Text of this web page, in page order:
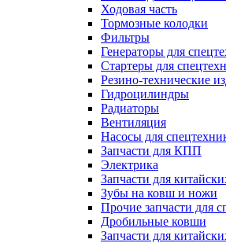
Ходовая часть
Тормозные колодки
Фильтры
Генераторы для
Стартеры для
Резино-технические
Гидроцилиндры
Радиаторы
Вентиляция
Насосы для
Запчасти для КПП
Электрика
Запчасти для
Зубы на ковш и ножи
Прочие запчасти для
Дробильные ковши
Запчасти для